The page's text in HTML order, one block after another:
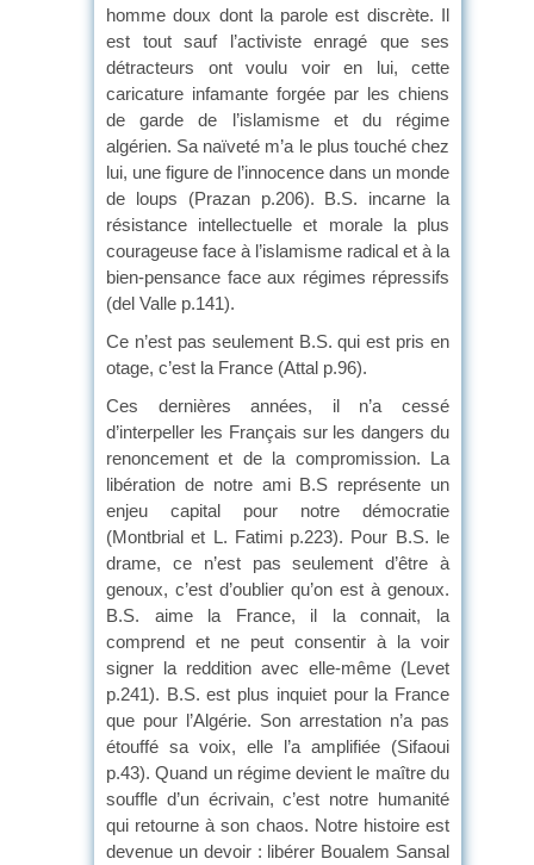
homme doux dont la parole est discrète. Il
est tout sauf l’activiste enragé que ses
détracteurs ont voulu voir en lui, cette
caricature infamante forgée par les chiens
de garde de l’islamisme et du régime
algérien. Sa naïveté m’a le plus touché chez
lui, une figure de l’innocence dans un monde
de loups (Prazan p.206). B.S. incarne la
résistance intellectuelle et morale la plus
courageuse face à l’islamisme radical et à la
bien-pensance face aux régimes répressifs
(del Valle p.141).
Ce n’est pas seulement B.S. qui est pris en
otage, c’est la France (Attal p.96).
Ces dernières années, il n’a cessé
d’interpeller les Français sur les dangers du
renoncement et de la compromission. La
libération de notre ami B.S représente un
enjeu capital pour notre démocratie
(Montbrial et L. Fatimi p.223). Pour B.S. le
drame, ce n’est pas seulement d’être à
genoux, c’est d’oublier qu’on est à genoux.
B.S. aime la France, il la connait, la
comprend et ne peut consentir à la voir
signer la reddition avec elle-même (Levet
p.241). B.S. est plus inquiet pour la France
que pour l’Algérie. Son arrestation n’a pas
étouffé sa voix, elle l’a amplifiée (Sifaoui
p.43). Quand un régime devient le maître du
souffle d’un écrivain, c’est notre humanité
qui retourne à son chaos. Notre histoire est
devenue un devoir : libérer Boualem Sansal